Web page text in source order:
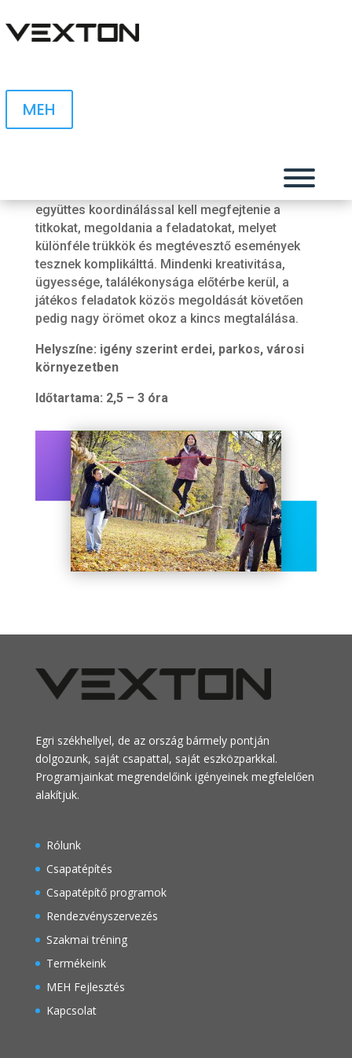
MEH
Az elveszett Frigyláda kincse
A felfedező kincsvadászat során a csapatnak
együttes koordinálással kell megfejtenie a
titkokat, megoldania a feladatokat, melyet
különféle trükkök és megtévesztő események
tesznek komplikálttá. Mindenki kreativitása,
ügyessége, találékonysága előtérbe kerül, a
játékos feladatok közös megoldását követően
pedig nagy örömet okoz a kincs megtalálása.
Helyszíne: igény szerint erdei, parkos, városi
környezetben
Időtartama: 2,5 – 3 óra
Egri székhellyel, de az ország bármely pontján
dolgozunk, saját csapattal, saját eszközparkkal.
Programjainkat megrendelőink igényeinek megfelelően
alakítjuk.
Rólunk
Csapatépítés
Csapatépítő programok
Rendezvényszervezés
Szakmai tréning
Termékeink
MEH Fejlesztés
Kapcsolat